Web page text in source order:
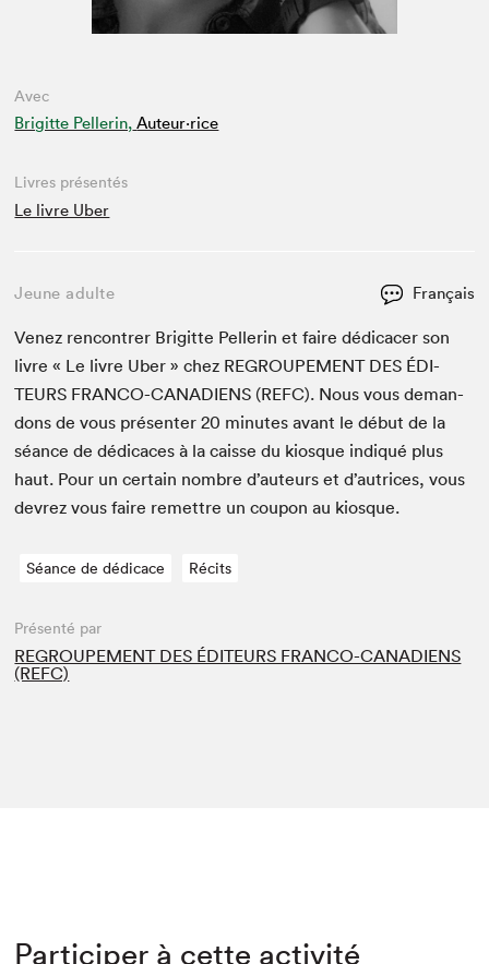
Avec
Brigitte Pellerin, Auteur·rice
Livres présentés
Le livre Uber
Jeune adulte Français
Venez ren­con­tr­er Brigitte Pel­lerin et faire dédi­cac­er son
livre « Le livre Uber » chez REGROUPE­MENT DES ÉDI­
TEURS FRAN­CO-CANA­DI­ENS (REFC). Nous vous deman­
dons de vous présen­ter20 min­utes avant le début de la
séance de dédi­caces à la caisse du kiosque indiqué plus
haut. Pour un cer­tain nom­bre d’auteurs et d’autrices, vous
devrez vous faire remet­tre un coupon au kiosque.
Séance de dédicace Récits
Présenté par
REGROUPEMENT DES ÉDITEURS FRANCO-CANADIENS
(REFC)
Participer à cette activité